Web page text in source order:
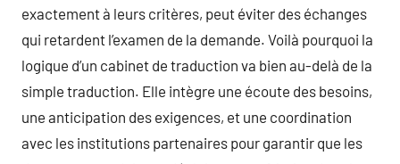
exactement à leurs critères, peut éviter des échanges
qui retardent l’examen de la demande. Voilà pourquoi la
logique d’un cabinet de traduction va bien au-delà de la
simple traduction. Elle intègre une écoute des besoins,
une anticipation des exigences, et une coordination
avec les institutions partenaires pour garantir que les